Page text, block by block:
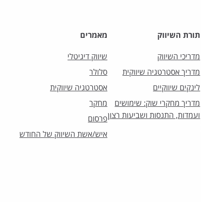
תורת השיווק
מדריכי השיווק
מדריך אסטרטגיה שיווקית
לינקים שיווקיים
מדריך מחקרי שוק: שימושים
ועמדות, התנסות ושביעות רצון
מאמרים
שיווק דיגיטלי
סלולר
אסטרטגיה שיווקית
מחקר
פרסום
איש/אשת השיווק של החודש